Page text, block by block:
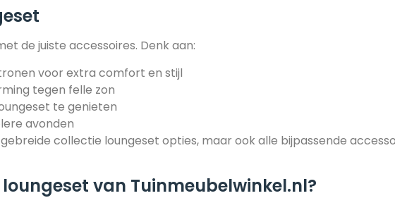
de juiste accessoires. Denk aan:
voor extra comfort en stijl
tegen felle zon
te genieten
avonden
collectie loungeset opties, maar ook alle bijpassende
van Tuinmeubelwinkel.nl?